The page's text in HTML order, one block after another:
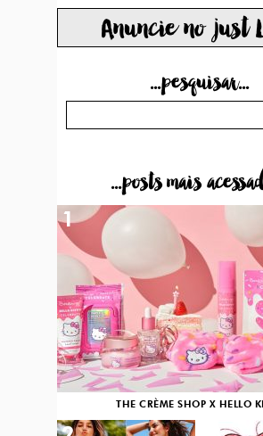
Anuncie no just
...pesquisar...
...posts mais
THE CRÈME SHOP X HELLO
1